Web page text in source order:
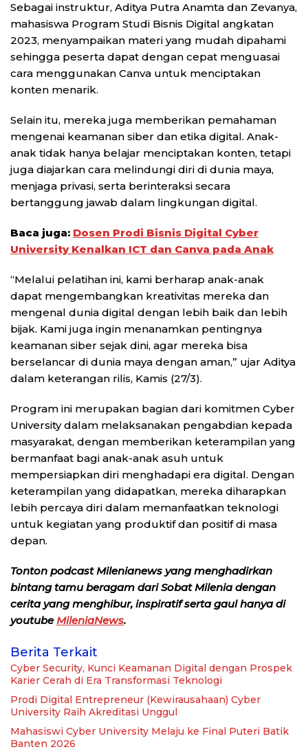
Sebagai instruktur, Aditya Putra Anamta dan Zevanya,
mahasiswa Program Studi Bisnis Digital angkatan
2023, menyampaikan materi yang mudah dipahami
sehingga peserta dapat dengan cepat menguasai
cara menggunakan Canva untuk menciptakan
konten menarik.
Selain itu, mereka juga memberikan pemahaman
mengenai keamanan siber dan etika digital. Anak-
anak tidak hanya belajar menciptakan konten, tetapi
juga diajarkan cara melindungi diri di dunia maya,
menjaga privasi, serta berinteraksi secara
bertanggung jawab dalam lingkungan digital.
Baca juga: Dosen Prodi Bisnis Digital Cyber
University Kenalkan ICT dan Canva pada Anak
“Melalui pelatihan ini, kami berharap anak-anak
dapat mengembangkan kreativitas mereka dan
mengenal dunia digital dengan lebih baik dan lebih
bijak. Kami juga ingin menanamkan pentingnya
keamanan siber sejak dini, agar mereka bisa
berselancar di dunia maya dengan aman,” ujar Aditya
dalam keterangan rilis, Kamis (27/3).
Program ini merupakan bagian dari komitmen Cyber
University dalam melaksanakan pengabdian kepada
masyarakat, dengan memberikan keterampilan yang
bermanfaat bagi anak-anak asuh untuk
mempersiapkan diri menghadapi era digital. Dengan
keterampilan yang didapatkan, mereka diharapkan
lebih percaya diri dalam memanfaatkan teknologi
untuk kegiatan yang produktif dan positif di masa
depan.
Tonton podcast Milenianews yang menghadirkan
bintang tamu beragam dari Sobat Milenia dengan
cerita yang menghibur, inspiratif serta gaul hanya di
youtubeMileniaNews.
Berita Terkait
Cyber Security, Kunci Keamanan Digital dengan Prospek
Karier Cerah di Era Transformasi Teknologi
Prodi Digital Entrepreneur (Kewirausahaan) Cyber
University Raih Akreditasi Unggul
Mahasiswi Cyber University Melaju ke Final Puteri Batik
Banten 2026